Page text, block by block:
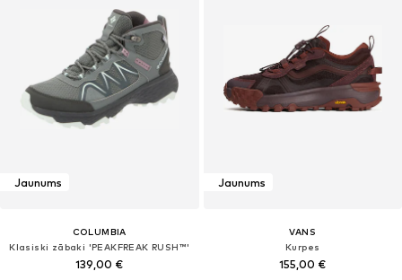
Jaunums
COLUMBIA
Klasiski zābaki 'PEAKFREAK RUSH™'
139,00 €
Jaunums
VANS
Kurpes
155,00 €